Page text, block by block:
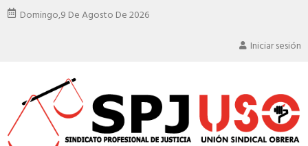
Domingo,9 De Agosto De 2026
Iniciar sesión